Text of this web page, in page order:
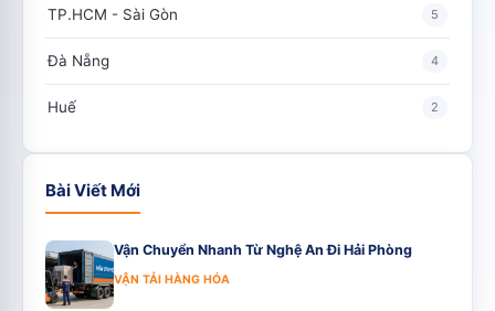
TP.HCM - Sài Gòn 5
Đà Nẵng 4
Huế 2
Bài Viết Mới
Vận Chuyển Nhanh Từ Nghệ An Đi Hải Phòng
VẬN TẢI HÀNG HÓA